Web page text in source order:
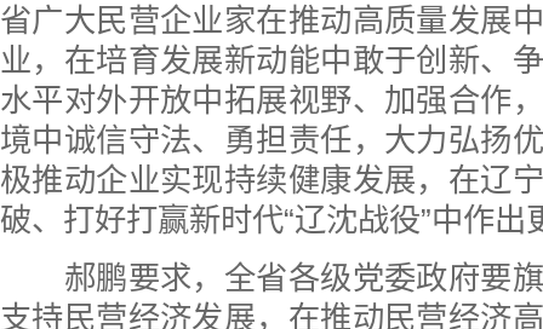
省广大民营企业家在推动高质量发展
业，在培育发展新动能中敢于创新、
水平对外开放中拓展视野、加强合作
境中诚信守法、勇担责任，大力弘扬
极推动企业实现持续健康发展，在辽
破、打好打赢新时代“辽沈战役”中作出
郝鹏要求，全省各级党委政府要旗
支持民营经济发展，在推动民营经济